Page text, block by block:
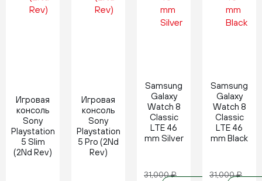
Игровая
консоль
Sony
Playstation
5 Slim
(2Nd Rev)
Игровая
консоль
Sony
Playstation
5 Pro (2Nd
Rev)
Samsung
Galaxy
Watch 8
Classic
LTE 46
mm Silver
31,000₽
Samsung
Galaxy
Watch 8
Classic
LTE 46
mm Black
31,000₽